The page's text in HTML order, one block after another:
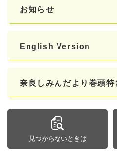
お知らせ
English Version
奈良しみんだより巻頭特
見つからないときは